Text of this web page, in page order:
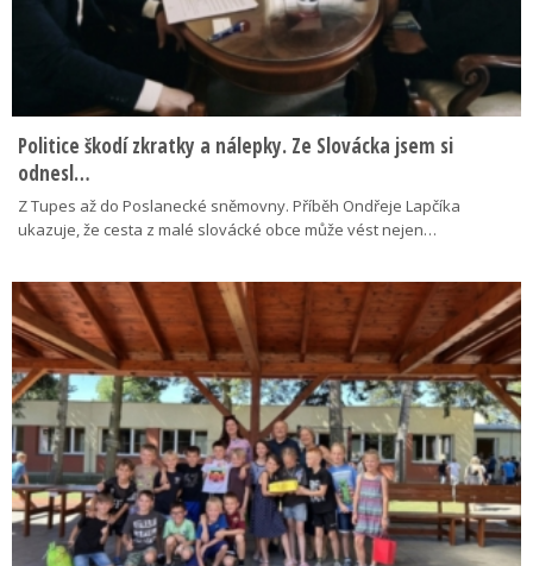
Politice škodí zkratky a nálepky. Ze Slovácka jsem si
odnesl…
Z Tupes až do Poslanecké sněmovny. Příběh Ondřeje Lapčíka
ukazuje, že cesta z malé slovácké obce může vést nejen…